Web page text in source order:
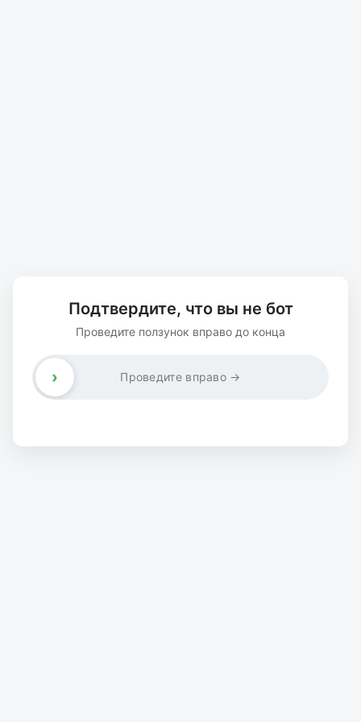
Подтвердите, что вы не бот
Проведите ползунок вправо до конца
Проведите вправо →
›